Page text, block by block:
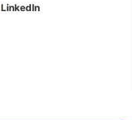
LinkedIn